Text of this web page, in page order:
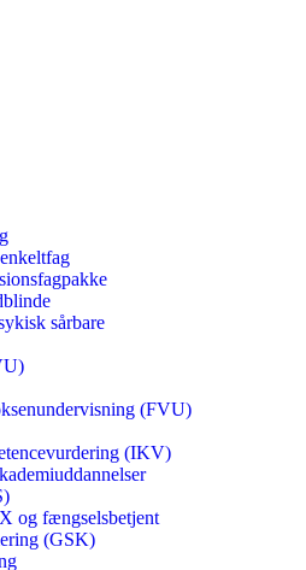
sårbare
(FVU)
(IKV)
og fængselsbetjent
(GSK)